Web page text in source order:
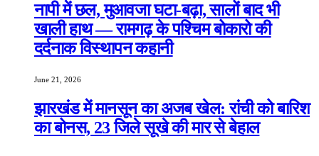
नापी में छल, मुआवजा घटा-बढ़ा, सालों बाद भी
खाली हाथ — रामगढ़ के पश्चिम बोकारो की
दर्दनाक विस्थापन कहानी
June 21, 2026
झारखंड में मानसून का अजब खेल: रांची को बारिश
का बोनस, 23 जिले सूखे की मार से बेहाल